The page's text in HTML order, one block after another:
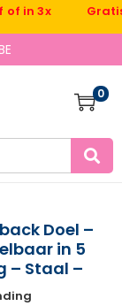
3x Gratis
0
Doel –
in 5
– Staal –